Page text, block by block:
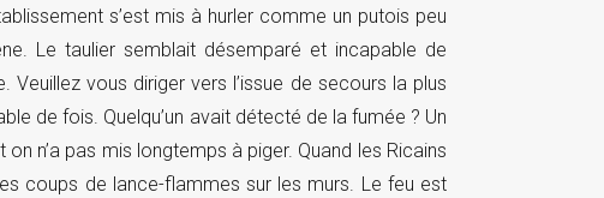
s’est mis à hurler comme un putois peu
Le taulier semblait désemparé et incapable de
vous diriger vers l’issue de secours la plus
de fois. Quelqu’un avait détecté de la fumée ? Un
n’a pas mis longtemps à piger. Quand les Ricains
coups de lance-flammes sur les murs. Le feu est